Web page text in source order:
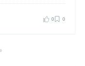
0 0